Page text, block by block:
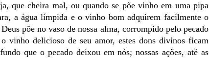
que cheira mal, ou quando se põe vinho em uma pipa
a água límpida e o vinho bom adquirem facilmente o
põe no vaso de nossa alma, corrompido pelo pecado
vinho delicioso de seu amor, estes dons divinos ficam
que o pecado deixou em nós; nossas ações, até as